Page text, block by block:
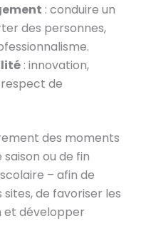
: conduire un
des personnes,
: innovation,
de
des moments
ou de fin
– afin de
de favoriser les
et développer